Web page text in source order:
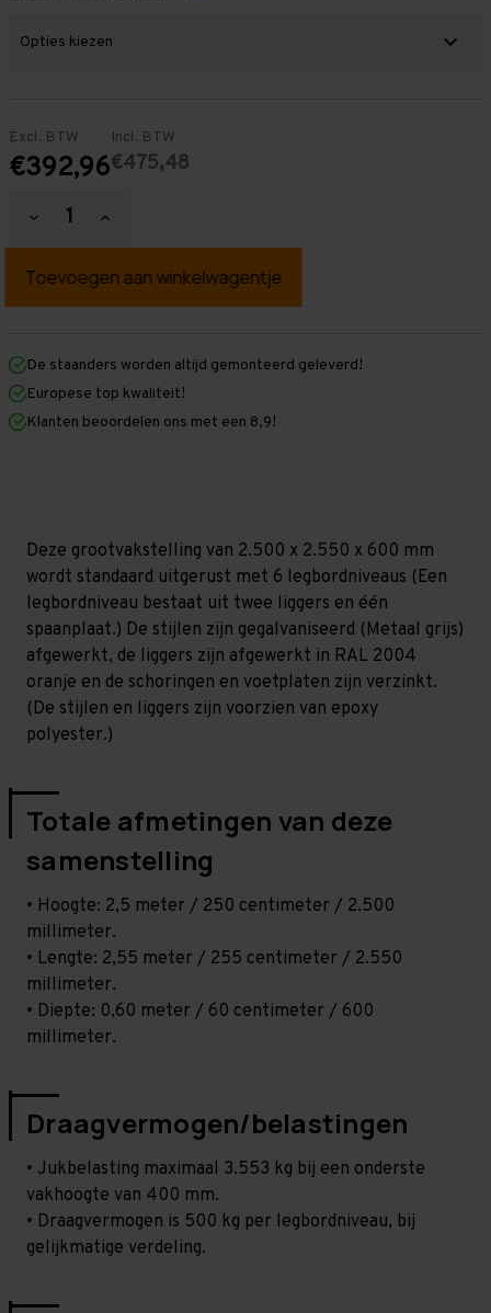
Excl. BTW
€392,96
Incl. BTW
€475,48
Hoeveelheid
verlagen
Grootvakstelling
mm
mm
x
600
mm
(Liggers:
1.200
mm)
Hoeveelheid
verhogen
Grootvakstelling
mm
mm
600
mm
(Liggers:
1.200
mm)
De staanders worden altijd gemonteerd geleverd!
Europese top kwaliteit!
Klanten beoordelen ons met een 8,9!
Deze grootvakstelling van 2.500 x 2.550 x 600 mm
wordt standaard uitgerust met 6 legbordniveaus (Een
legbordniveau bestaat uit twee liggers en één
spaanplaat.) De stijlen zijn gegalvaniseerd (Metaal grijs)
afgewerkt, de liggers zijn afgewerkt in RAL 2004
oranje en de schoringen en voetplaten zijn verzinkt.
(De stijlen en liggers zijn voorzien van epoxy
polyester.)
Totale afmetingen van deze
samenstelling
• Hoogte: 2,5 meter / 250 centimeter / 2.500
millimeter.
• Lengte: 2,55 meter / 255 centimeter / 2.550
millimeter.
• Diepte: 0,60 meter / 60 centimeter / 600
millimeter.
Draagvermogen/belastingen
• Jukbelasting maximaal 3.553 kg bij een onderste
vakhoogte van 400 mm.
• Draagvermogen is 500 kg per legbordniveau, bij
gelijkmatige verdeling.